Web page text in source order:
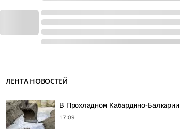
ЛЕНТА НОВОСТЕЙ
В Прохладном Кабардино-Балкарии
17:09